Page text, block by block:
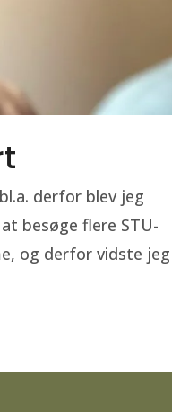
derfor blev jeg
besøge flere STU-
og derfor vidste jeg